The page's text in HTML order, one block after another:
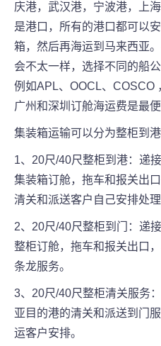
庆港，武汉港，宁波港，上
是港口，所有的港口都可以
箱，然后再海运到马来西亚
会不太一样，选择不同的船
例如APL、OOCL、COSCO
广州和深圳订舱海运费是最便
集装箱运输可以分为整柜到
1、20尺/40尺整柜到港：递
集装箱订舱，拖车和报关出
清关和派送客户自己安排处理
2、20尺/40尺整柜到门：递
整柜订舱，拖车和报关出口
条龙服务。
3、20尺/40尺整柜清关服务
亚目的港的清关和派送到门
运客户安排。